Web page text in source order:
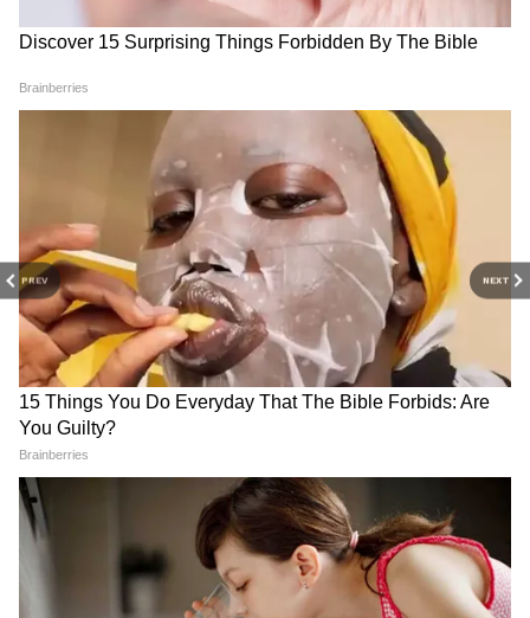
PREV NEXT
দ্বিতীয় ইনিংসে ঝাড়়খণ্ডের হয়ে ৬৪ রান করেন
ওপেনার আর্যমান সেন। ৪০ রান করেনঅনুকূল
। ২৯ রান করেন ওপেনার অধিনায়ক বিরাট
RECOMMENDED STORIES